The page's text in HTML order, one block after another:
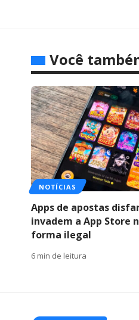
Você
NOTÍCIAS
Apps de apostas
invadem a App Store
forma ilegal
6 min de leitura